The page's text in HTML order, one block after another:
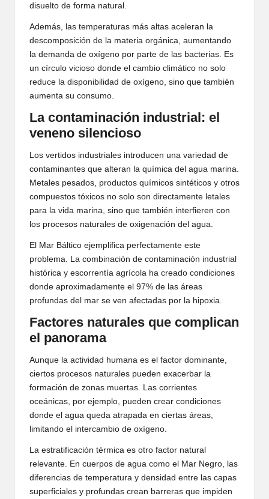
disuelto de forma natural.
Además, las temperaturas más altas aceleran la
descomposición de la materia orgánica, aumentando
la demanda de oxígeno por parte de las bacterias. Es
un círculo vicioso donde el cambio climático no solo
reduce la disponibilidad de oxígeno, sino que también
aumenta su consumo.
La contaminación industrial: el
veneno silencioso
Los vertidos industriales introducen una variedad de
contaminantes que alteran la química del agua marina.
Metales pesados, productos químicos sintéticos y otros
compuestos tóxicos no solo son directamente letales
para la vida marina, sino que también interfieren con
los procesos naturales de oxigenación del agua.
El Mar Báltico ejemplifica perfectamente este
problema. La combinación de contaminación industrial
histórica y escorrentía agrícola ha creado condiciones
donde aproximadamente el 97% de las áreas
profundas del mar se ven afectadas por la hipoxia.
Factores naturales que complican
el panorama
Aunque la actividad humana es el factor dominante,
ciertos procesos naturales pueden exacerbar la
formación de zonas muertas. Las corrientes
oceánicas, por ejemplo, pueden crear condiciones
donde el agua queda atrapada en ciertas áreas,
limitando el intercambio de oxígeno.
La estratificación térmica es otro factor natural
relevante. En cuerpos de agua como el Mar Negro, las
diferencias de temperatura y densidad entre las capas
superficiales y profundas crean barreras que impiden